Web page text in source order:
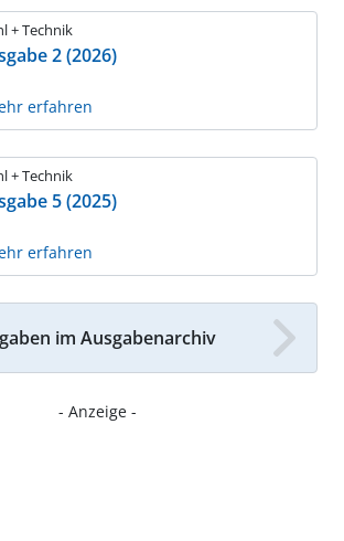
+ Technik
2 (2026)
erfahren
+ Technik
5 (2025)
erfahren
im Ausgabenarchiv
- Anzeige -